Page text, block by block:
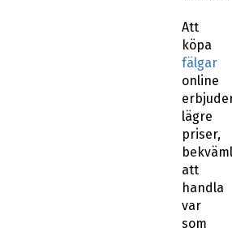
Att
köpa
fälgar
online
lägre
priser,
att
handla
var
som